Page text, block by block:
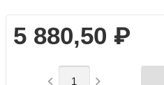
5 880,50 ₽
 